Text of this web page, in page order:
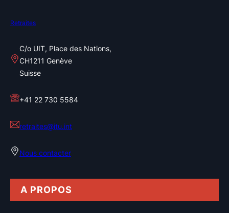
Retraites
C/o UIT, Place des Nations,
CH1211 Genève
Suisse
+41 22 730 5584
retraites@itu.int
Nous contacter
A PROPOS